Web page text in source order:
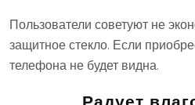
Пользователи советуют не
защитное стекло. Если
телефона не будет видна.
Радует